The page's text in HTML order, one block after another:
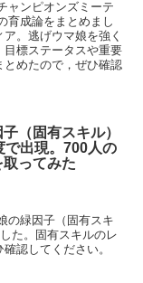
ャンピオンズミーテ
育成論をまとめまし
。逃げウマ娘を強く
標ステータスや重要
とめたので，ぜひ確認
（固有スキル）
で出現。700人の
ってみた
の緑因子（固有スキ
た。固有スキルのレ
認してください。